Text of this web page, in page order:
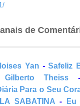
de
Yan -Safeliz
Theiss
Para o Seu
SABATINA -